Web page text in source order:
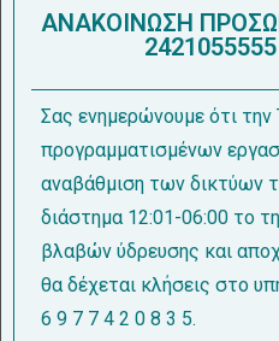
ΑΝΑΚΟΙΝΩΣΗ
Σας ενημερώνουμε ότι
προγραμματισμένων
αναβάθμιση των δικτύων
διάστημα 12:01-06:00 το
βλαβών ύδρευσης και
θα δέχεται κλήσεις στο
6 9 7 7 4 2 0 8 3 5.